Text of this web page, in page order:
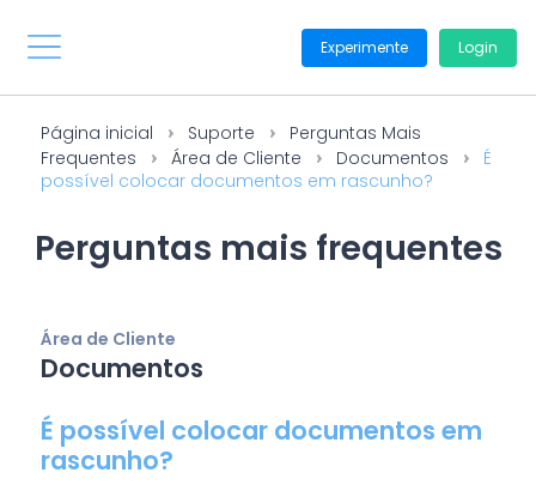
Experimente Login
Página inicial Suporte
Perguntas Mais
Frequentes
Área de Cliente Documentos
É
possível colocar documentos em rascunho?
Perguntas mais frequentes
Área de Cliente
Documentos
É possível colocar documentos em
rascunho?